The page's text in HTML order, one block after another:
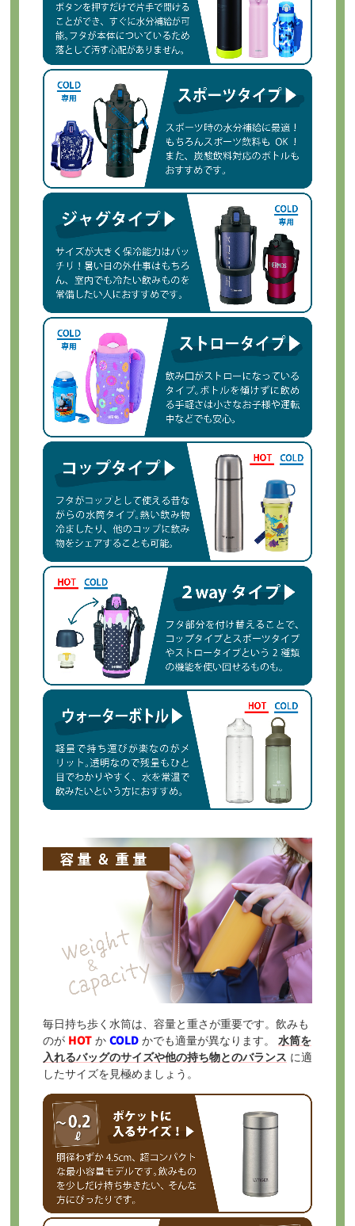
毎日持ち歩く水筒は、容量と重さが重要です。飲みも
のが HOT か COLD かでも適量が異なります。
水筒を
入れるバッグのサイズや他の持ち物とのバランス に適
したサイズを見極めましょう。